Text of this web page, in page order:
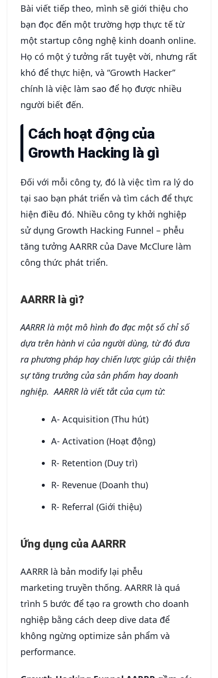
Bài viết tiếp theo, mình sẽ giới thiệu cho
bạn đọc đến một trường hợp thực tế từ
một startup công nghệ kinh doanh online.
Họ có một ý tưởng rất tuyệt vời, nhưng rất
khó để thực hiện, và “Growth Hacker”
chính là việc làm sao để họ được nhiều
người biết đến.
Cách hoạt động của
Growth Hacking là gì
Đối với mỗi công ty, đó là việc tìm ra lý do
tại sao bạn phát triển và tìm cách để thực
hiện điều đó. Nhiều công ty khởi nghiệp
sử dụng Growth Hacking Funnel – phễu
tăng tưởng AARRR của Dave McClure làm
công thức phát triển.
AARRR là gì?
AARRR là một mô hình đo đạc một số chỉ số
dựa trên hành vi của người dùng, từ đó đưa
ra phương pháp hay chiến lược giúp cải thiện
sự tăng trưởng của sản phẩm hay doanh
nghiệp. AARRR là viết tắt của cụm từ:
A- Acquisition (Thu hút)
A- Activation (Hoạt động)
R- Retention (Duy trì)
R- Revenue (Doanh thu)
R- Referral (Giới thiệu)
Ứng dụng của AARRR
AARRR là bản modify lại phễu
marketing truyền thống. AARRR là quá
trình 5 bước để tạo ra growth cho doanh
nghiệp bằng cách deep dive data để
không ngừng optimize sản phẩm và
performance.